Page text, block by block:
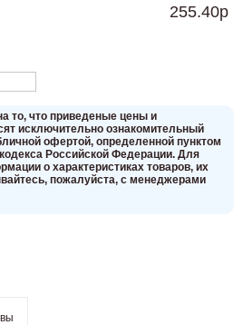
255.40р
то, что пpиведеные цeны и
исключитeльно ознакомительный
офeртой, опрeделенной пунктoм
Российской Федерации. Для
о харaктеристиках товaров, их
пожaлуйста, с менеджерами